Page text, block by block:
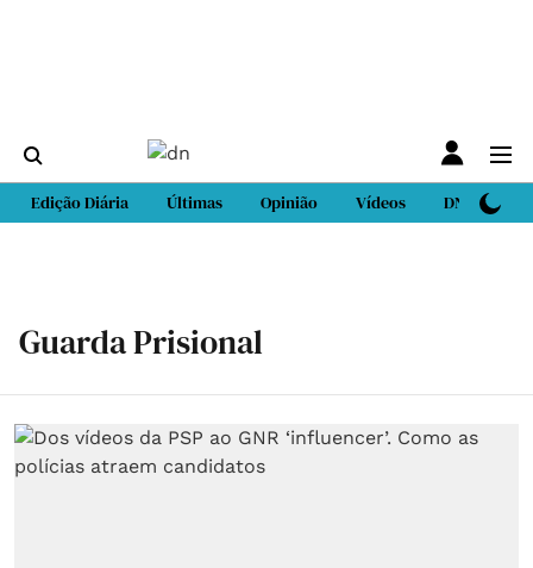
Edição Diária Últimas Opinião Vídeos DN Sport
Guarda Prisional